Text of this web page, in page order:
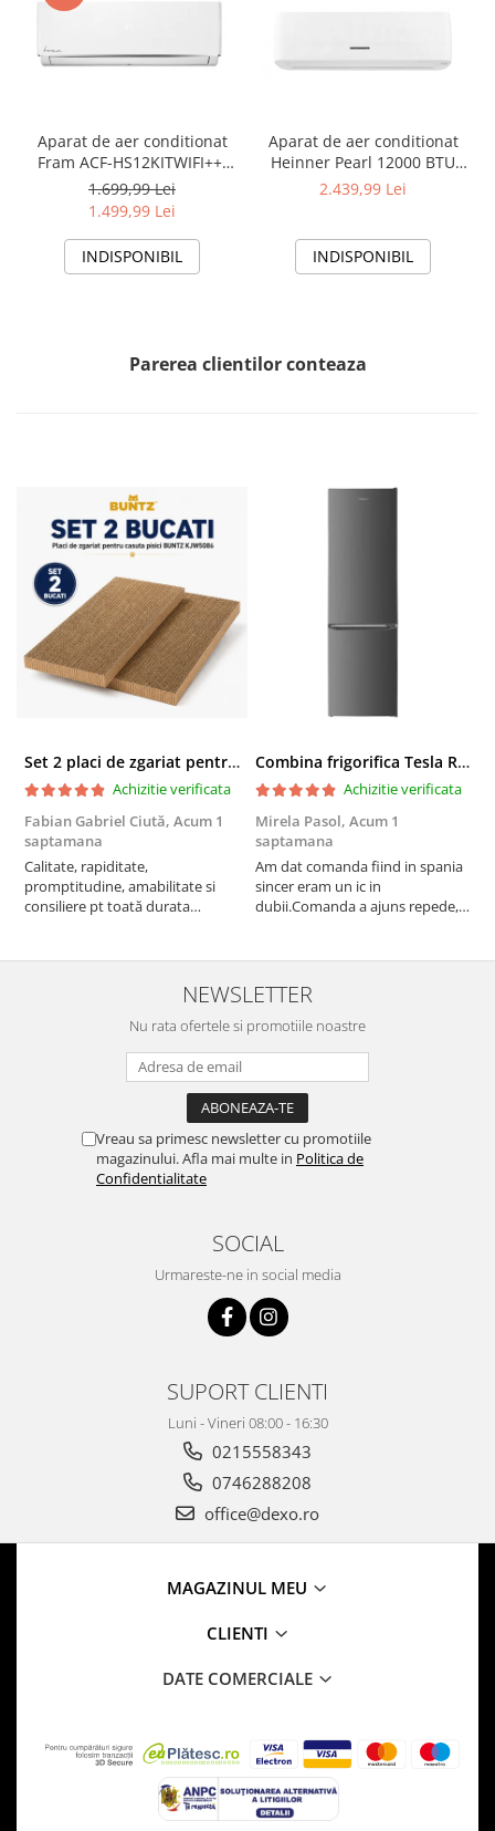
Aparat de aer conditionat
Fram ACF-HS12KITWIFI++,
12000 BTU, Wifi, Kit
instalare inclus, Functie
Sleep, Clasa A++
1.699,99 Lei
1.499,99 Lei
INDISPONIBIL
Aparat de aer conditionat
Heinner Pearl 12000 BTU
Wi-Fi, Clasa A+++/A+++, AI
alb
2.439,99 Lei
INDISPONIBIL
Parerea clientilor conteaza
Set 2 placi de zgariat pentru casuta pisici BUNTZ KJW5086, compatibile cu casuta 59 x 28.5 x 35 cm
Achizitie verificata
Fabian Gabriel Ciută, Acum 1
saptamana
Calitate, rapiditate,
promptitudine, amabilitate si
consiliere pt toată durata
Combina frigorifica Tesla RC2600HXE, 262 l, Clasa E, Iluminare LED, dezghetare automata frigider, H 180 cm, Inox
Achizitie verificata
Mirela Pasol, Acum 1
saptamana
Am dat comanda fiind in spania
sincer eram un ic in
dubii.Comanda a ajuns repede,in
treaba,va multumesc pentru
rapiditate si
amabilitate,RECOMAND 100%
NEWSLETTER
Nu rata ofertele si promotiile noastre
Vreau sa primesc newsletter cu promotiile
magazinului. Afla mai multe in Politica de
Confidentialitate
SOCIAL
Urmareste-ne in social media
SUPORT CLIENTI
Luni - Vineri 08:00 - 16:30
0215558343
0746288208
office@dexo.ro
MAGAZINUL MEU
CLIENTI
DATE COMERCIALE